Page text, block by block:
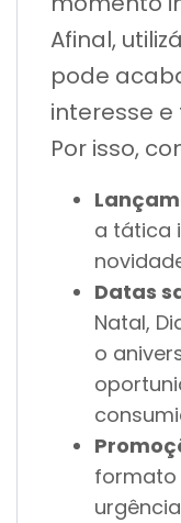
Afinal,
pode
interesse
Por isso,
a tática
Datas
Natal,
o
formato